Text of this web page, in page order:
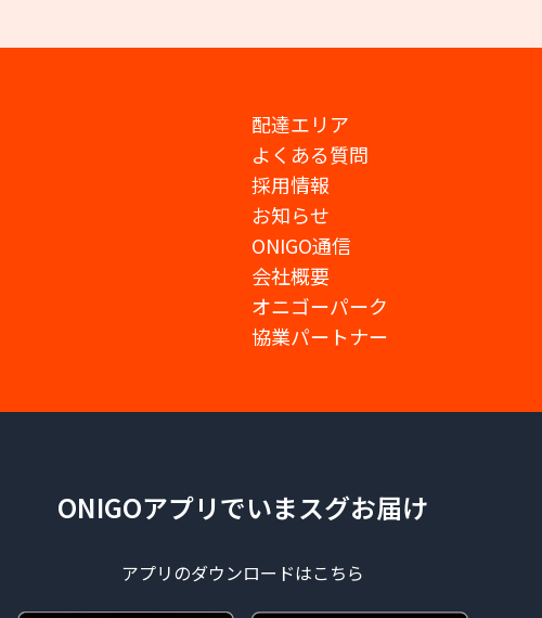
配達エリア
よくある質問
採用情報
お知らせ
ONIGO通信
会社概要
オニゴーパーク
協業パートナー
ONIGOアプリでいまスグお届け
アプリのダウンロードはこちら